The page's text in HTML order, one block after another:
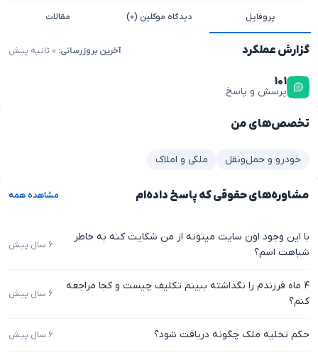
پروفایل دیدگاه موکلین (۰) مقالات
گزارش عملکرد آخرین بروزرسانی:
۱۰۱
پرسش و پاسخ
تخصص‌های من
خودرو و حمل‌ونقل ملکی و املاک
مشاوره‌های حقوقی که پاسخ داده‌ام مشاهده همه
با این وجود اون سایت میتونه از من شکایت کنه به خاطر
شباهت اسم؟
۶ سال پیش
۴ ماه فرزندم را نگذاشته ببینم تکلیف چیست و کجا مراجعه
کنم؟
۶ سال پیش
حکم تخلیه ملک چگونه دریافت شود؟ ۶ سال پیش